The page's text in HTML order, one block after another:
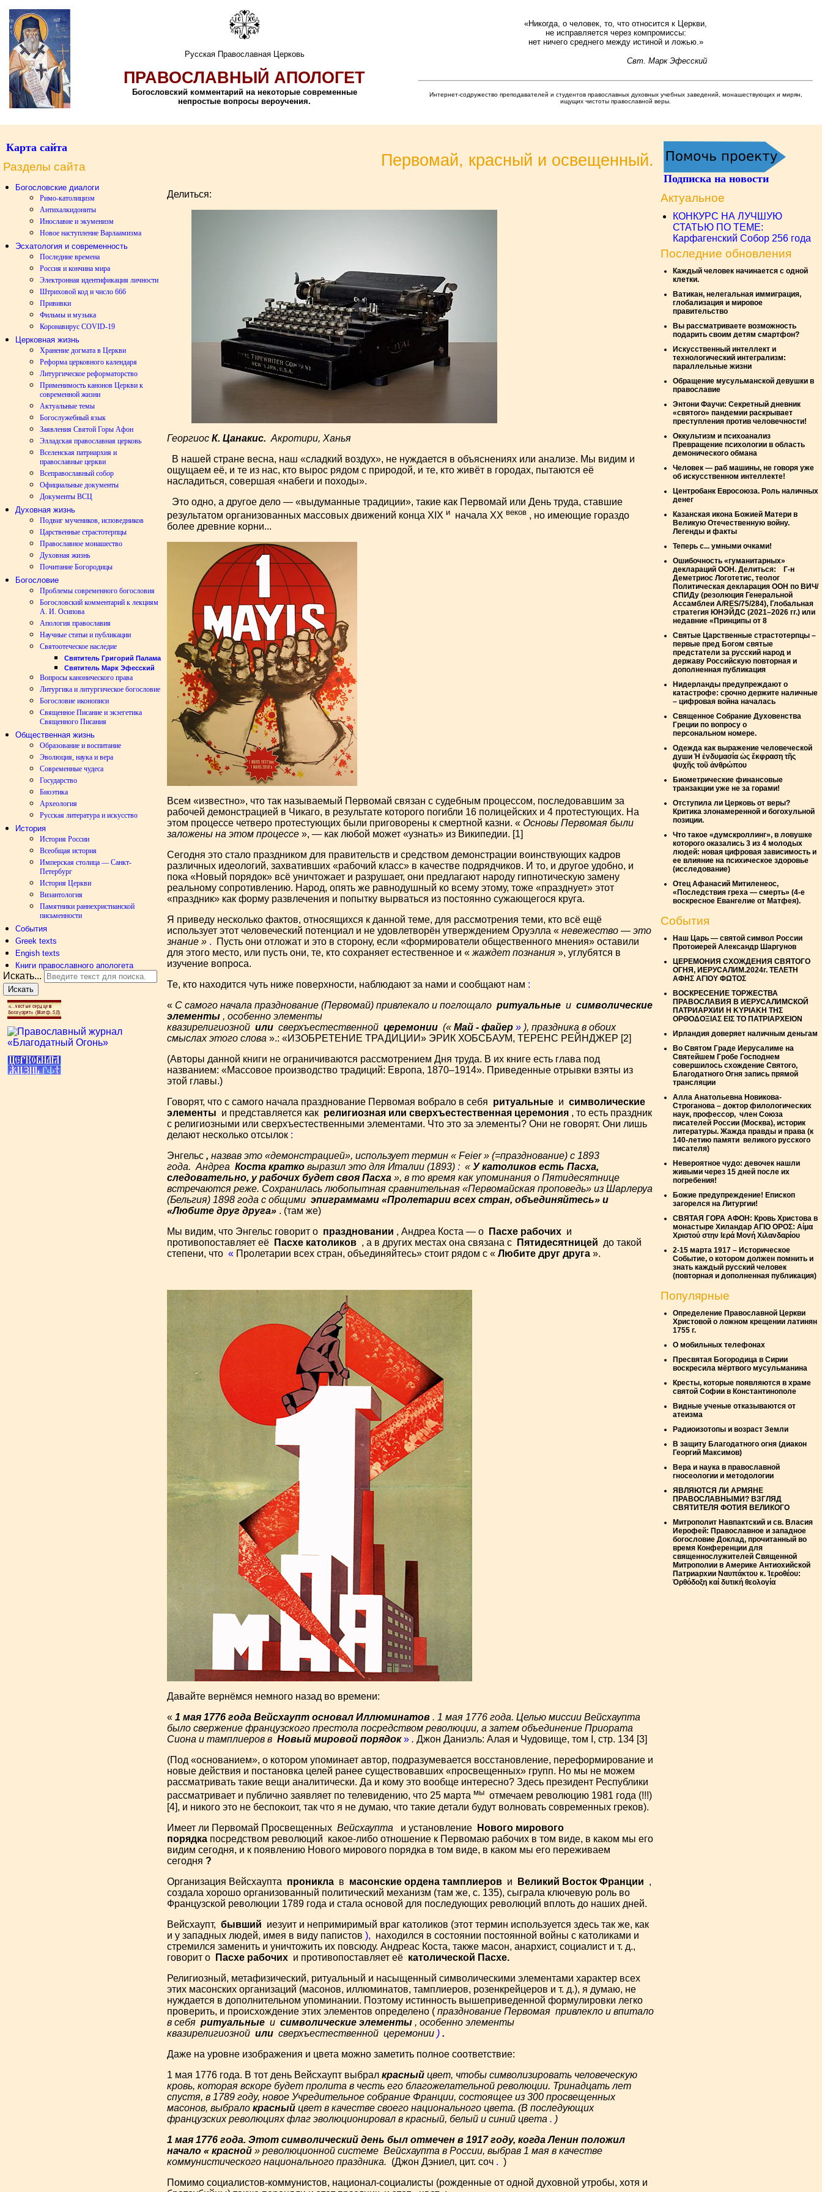
Русская Православная Церковь
ПРАВОСЛАВНЫЙ АПОЛОГЕТ
Богословский комментарий на некоторые современные
непростые вопросы вероучения.
«Никогда, о человек, то, что относится к Церкви,
не исправляется через компромиссы:
нет ничего среднего между истиной и ложью.»
Свт. Марк Эфесский
Интернет-содружество преподавателей и студентов православных духовных учебных заведений, монашествующих и мирян,
ищущих чистоты православной веры.
Карта сайта
Разделы сайта
Богословские диалоги
Римо-католицизм
Антихалкидониты
Инославие и экуменизм
Новое наступление Варлаамизма
Эсхатология и современность
Последние времена
Россия и кончина мира
Электронная идентификация личности
Штриховой код и число 666
Прививки
Фильмы и музыка
Коронавирус COVID-19
Церковная жизнь
Хранение догмата в Церкви
Реформа церковного календаря
Литургическое реформаторство
Применимость канонов Церкви к
современной жизни
Актуальные темы
Богослужебный язык
Заявления Святой Горы Афон
Элладская православная церковь
Вселенская патриархия и
православные церкви
Всеправославный собор
Официальные документы
Документы ВСЦ
Духовная жизнь
Подвиг мучеников, исповедников
Царственные страстотерпцы
Православное монашество
Духовная жизнь
Почитание Богородицы
Богословие
Проблемы современного богословия
Богословский комментарий к лекциям
А. И. Осипова
Апология православия
Научные статьи и публикации
Святоотеческое наследие
Святитель Григорий Палама
Святитель Марк Эфесский
Вопросы канонического права
Литургика и литургическое богословие
Богословие иконописи
Священное Писание и экзегетика
Священного Писания
Общественная жизнь
Образование и воспитание
Эволюция, наука и вера
Современные чудеса
Государство
Биоэтика
Археология
Русская литература и искусство
История
История России
Всеобщая история
Имперская столица — Санкт-
Петербург
История Церкви
Византология
Памятники раннехристианской
письменности
События
Greek texts
Engish texts
Книги православного апологета
Искать...
Искать
Первомай, красный и освещенный.
Делиться:
Георгиос К. Цанакис. Акротири, Ханья
В нашей стране весна, наш «сладкий воздух», не нуждается в объяснениях или анализе. Мы видим и
ощущаем её, и те из нас, кто вырос рядом с природой, и те, кто живёт в городах, пытаются её
насладиться, совершая «набеги и походы».
Это одно, а другое дело — «выдуманные традиции», такие как Первомай или День труда, ставшие
результатом организованных массовых движений конца XIX и начала XX веков , но имеющие гораздо
более древние корни...
Всем «известно», что так называемый Первомай связан с судебным процессом, последовавшим за
рабочей демонстрацией в Чикаго, в результате которого погибли 16 полицейских и 4 протестующих. На
этом процессе четверо протестующих были приговорены к смертной казни. « Основы Первомая были
заложены на этом процессе », — как любой может «узнать» из Википедии. [1]
Сегодня это стало праздником для правительств и средством демонстрации воинствующих кадров
различных идеологий, захвативших «рабочий класс» в качестве подрядчиков. И то, и другое удобно, и
пока «Новый порядок» всё уничтожает и разрушает, они предлагают народу гипнотическую замену
реальному сопротивлению. Народ, опять же равнодушный ко всему этому, тоже «празднует» этот
«праздник» как форму развлечения и попытку вырваться из постоянно сужающегося круга.
Я приведу несколько фактов, относящихся к данной теме, для рассмотрения теми, кто всё ещё
использует этот человеческий потенциал и не удовлетворён утверждением Оруэлла « невежество — это
знание » . Пусть они отложат и это в сторону, если «формирователи общественного мнения» оставили
для этого место, или пусть они, те, кто сохраняет естественное и « жаждет познания », углубятся в
изучение вопроса.
Те, кто находится чуть ниже поверхности, наблюдают за нами и сообщают нам :
« С самого начала празднование (Первомай) привлекало и поглощало ритуальные и символические
элементы , особенно элементы
квазирелигиозной или сверхъестественной церемонии (« Май - файер » ), праздника в обоих
смыслах этого слова ».: «ИЗОБРЕТЕНИЕ ТРАДИЦИИ» ЭРИК ХОБСБАУМ, ТЕРЕНС РЕЙНДЖЕР [2]
(Авторы данной книги не ограничиваются рассмотрением Дня труда. В их книге есть глава под
названием: «Массовое производство традиций: Европа, 1870–1914». Приведенные отрывки взяты из
этой главы.)
Говорят, что с самого начала празднование Первомая вобрало в себя ритуальные и символические
элементы и представляется как религиозная или сверхъестественная церемония , то есть праздник
с религиозными или сверхъестественными элементами. Что это за элементы? Они не говорят. Они лишь
делают несколько отсылок :
Энгельс , назвав это «демонстрацией», использует термин « Feier» (=празднование) с 1893
года. Андреа Коста кратко выразил это для Италии (1893) : « У католиков есть Пасха,
следовательно, у рабочих будет своя Пасха », в то время как упоминания о Пятидесятнице
встречаются реже. Сохранилась любопытная сравнительная «Первомайская проповедь» из Шарлеруа
(Бельгия) 1898 года с общими эпиграммами «Пролетарии всех стран, объединяйтесь» и
«Любите друг друга» . (там же)
Мы видим, что Энгельс говорит о праздновании , Андреа Коста — о Пасхе рабочих и
противопоставляет её
Пасхе католиков , а в других местах она связана с Пятидесятницей до такой
степени, что « Пролетарии всех стран, объединяйтесь» стоит рядом с « Любите друг друга ».
Давайте вернёмся немного назад во времени:
« 1 мая 1776 года Вейсхаупт основал Иллюминатов . 1 мая 1776 года. Целью миссии Вейсхаупта
было свержение французского престола посредством революции, а затем объединение Приората
Сиона и тамплиеров в Новый мировой порядок» . Джон Даниэль: Алая и Чудовище, том I, стр. 134 [3]
(Под «основанием», о котором упоминает автор, подразумевается восстановление, переформирование и
новые действия и постановка целей ранее существовавших «просвещенных» групп. Но мы не можем
рассматривать такие вещи аналитически. Да и кому это вообще интересно? Здесь президент Республики
рассматривает и публично заявляет по телевидению, что 25 марта мы отмечаем революцию 1981 года (!!!)
[4], и никого это не беспокоит, так что я не думаю, что такие детали будут волновать современных греков).
Имеет ли Первомай Просвещенных Вейсхаупта и установление
Нового мирового
порядка посредством революций какое-либо отношение к Первомаю рабочих в том виде, в каком мы его
видим сегодня, и к появлению Нового мирового порядка в том виде, в каком мы его переживаем
сегодня ?
Организация Вейсхаупта проникла в масонские ордена тамплиеров и Великий Восток Франции ,
создала хорошо организованный политический механизм (там же, с. 135), сыграла ключевую роль во
Французской революции 1789 года и стала основой для последующих революций вплоть до наших дней.
Вейсхаупт, бывший иезуит и непримиримый враг католиков (этот термин используется здесь так же, как
и у западных людей, имея в виду папистов ), находился в состоянии постоянной войны с католиками и
стремился заменить и уничтожить их повсюду. Андреас Коста, также масон, анархист, социалист и т. д.,
говорит о
Пасхе рабочих и противопоставляет её католической Пасхе.
Религиозный, метафизический, ритуальный и насыщенный символическими элементами характер всех
этих масонских организаций (масонов, иллюминатов, тамплиеров, розенкрейцеров и т. д.), я думаю, не
нуждается в дополнительном упоминании. Поэтому истинность вышеприведенной формулировки легко
проверить, и происхождение этих элементов определено ( празднование Первомая привлекло и впитало
в себя ритуальные и символические элементы , особенно элементы
квазирелигиозной или сверхъестественной церемонии ) .
Даже на уровне изображения и цвета можно заметить полное соответствие:
1 мая 1776 года. В тот день Вейсхаупт выбрал красный цвет, чтобы символизировать человеческую
кровь, которая вскоре будет пролита в честь его благожелательной революции. Тринадцать лет
спустя, в 1789 году, новое Учредительное собрание Франции, состоящее из 300 просвещенных
масонов, выбрало красный цвет в качестве своего национального цвета. (В последующих
французских революциях флаг эволюционировал в красный, белый и синий цвета . )
1 мая 1776 года. Этот символический день был отмечен в 1917 году, когда Ленин положил
начало « красной » революционной системе Вейсхаупта в России, выбрав 1 мая в качестве
коммунистического национального праздника. (Джон Дэниел, цит. соч . )
Помимо социалистов-коммунистов, национал-социалисты (рожденные от одной духовной утробы, хотя и
Подписка на новости
Актуальное
КОНКУРС НА ЛУЧШУЮ
СТАТЬЮ ПО ТЕМЕ:
Карфагенский Собор 256 года
Последние обновления
Каждый человек начинается с одной
клетки.
Ватикан, нелегальная иммиграция,
глобализация и мировое
правительство
Вы рассматриваете возможность
подарить своим детям смартфон?
Искусственный интеллект и
технологический интегрализм:
параллельные жизни
Обращение мусульманской девушки в
православие
Энтони Фаучи: Секретный дневник
«святого» пандемии раскрывает
преступления против человечности!
Оккультизм и психоанализ
Превращение психологии в область
демонического обмана
Человек — раб машины, не говоря уже
об искусственном интеллекте!
Центробанк Евросоюза. Роль наличных
денег
Казанская икона Божией Матери в
Великую Отечественную войну.
Легенды и факты
Теперь с... умными очками!
Ошибочность «гуманитарных»
деклараций ООН. Делиться: Г-н
Деметриос Логотетис, теолог
Политическая декларация ООН по ВИЧ/
СПИДу (резолюция Генеральной
Ассамблеи A/RES/75/284), Глобальная
стратегия ЮНЭЙДС (2021–2026 гг.) или
недавние «Принципы от 8
Святые Царственные страстотерпцы –
первые пред Богом святые
предстатели за русский народ и
державу Российскую повторная и
дополненная публикация
Нидерланды предупреждают о
катастрофе: срочно держите наличные
– цифровая война началась
Священное Собрание Духовенства
Греции по вопросу о
персональном номере.
Одежда как выражение человеческой
души Ἡ ἐνδυμασία ὡς ἔκφραση τῆς
ψυχῆς τοῦ ἀνθρώπου
Биометрические финансовые
транзакции уже не за горами!
Отступила ли Церковь от веры?
Критика злонамеренной и богохульной
позиции.
Что такое «думскроллинг», в ловушке
которого оказались 3 из 4 молодых
людей: новая цифровая зависимость и
ее влияние на психическое здоровье
(исследование)
Отец Афанасий Митиленеос,
«Последствия греха — смерть» (4-е
воскресное Евангелие от Матфея).
События
Наш Царь — святой символ России
Протоиерей Александр Шаргунов
ЦЕРЕМОНИЯ СХОЖДЕНИЯ СВЯТОГО
ОГНЯ, ИЕРУСАЛИМ.2024г. ΤΕΛΕΤΗ
ΑΦΗΣ ΑΓΙΟΥ ΦΩΤΟΣ
ВОСКРЕСЕНИЕ ТОРЖЕСТВА
ПРАВОСЛАВИЯ В ИЕРУСАЛИМСКОЙ
ПАТРИАРХИИ Η ΚΥΡΙΑΚΗ ΤΗΣ
ΟΡΘΟΔΟΞΙΑΣ ΕΙΣ ΤΟ ΠΑΤΡΙΑΡΧΕΙΟΝ
Ирландия доверяет наличным деньгам
Во Святом Граде Иерусалиме на
Святейшем Гробе Господнем
совершилось схождение Святого,
Благодатного Огня запись прямой
трансляции
Алла Анатольевна Новикова-
Строганова – доктор филологических
наук, профессор, член Союза
писателей России (Москва), историк
литературы. Жажда правды и права (к
140-летию памяти великого русского
писателя)
Невероятное чудо: девочек нашли
живыми через 15 дней после их
погребения!
Божие предупреждение! Епископ
загорелся на Литургии!
СВЯТАЯ ГОРА АФОН: Кровь Христова в
монастыре Хиландар ΑΓΙΟ ΟΡΟΣ: Αίμα
Χριστού στην Ιερά Μονή Χιλανδαρίου
2-15 марта 1917 – Историческое
Событие, о котором должен помнить и
знать каждый русский человек
(повторная и дополненная публикация)
Популярные
Oпределение Православной Церкви
Христовой о ложном крещении латинян
1755 г.
О мобильных телефонах
Пресвятая Богородица в Сирии
воскресила мёртвого мусульманина
Кресты, которые появляются в храме
святой Софии в Константинополе
Видные ученые отказываются от
атеизма
Радиоизотопы и возраст Земли
В защиту Благодатного огня (диакон
Георгий Максимов)
Вера и наука в православной
гносеологии и методологии
ЯВЛЯЮТСЯ ЛИ АРМЯНЕ
ПРАВОСЛАВНЫМИ? ВЗГЛЯД
СВЯТИТЕЛЯ ФОТИЯ ВЕЛИКОГО
Митрополит Навпактский и св. Власия
Иерофей: Православное и западное
богословие Доклад, прочитанный во
время Конференции для
священнослужителей Священной
Митрополии в Америке Антиохийской
Патриархии Ναυπάκτου κ. Ἱεροθέου:
Ὀρθόδοξη καί δυτική θεολογία